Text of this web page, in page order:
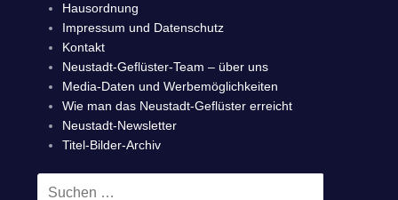
Hausordnung
Impressum und Datenschutz
Kontakt
Neustadt-Geflüster-Team – über uns
Media-Daten und Werbemöglichkeiten
Wie man das Neustadt-Geflüster erreicht
Neustadt-Newsletter
Titel-Bilder-Archiv
Suchen